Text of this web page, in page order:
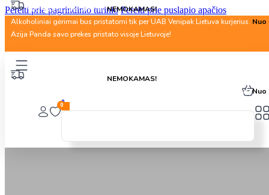
Pereiti prie pagrindinio turinio Pereiti prie puslapio apačios
Nuo 40 Eur. pristatymasNEMOKAMAS!
Alkoholiniai gėrimai bus pristatomi tik per UAB Venipak Lietuva kurjerius. Nuo
Azija Panda savo prekes pristato visoje Lietuvoje!
NEMOKAMAS!
Alkoholiniai gėrimai bus pristatomi tik per UAB Venipak Lietuva kurjerius.Nuo
00